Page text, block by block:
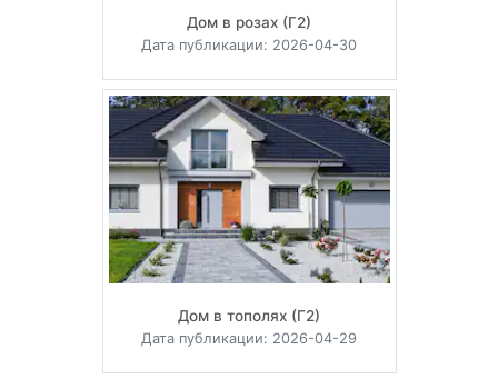
Дом в розах (Г2)
Дата публикации: 2026-04-30
Дом в тополях (Г2)
Дата публикации: 2026-04-29